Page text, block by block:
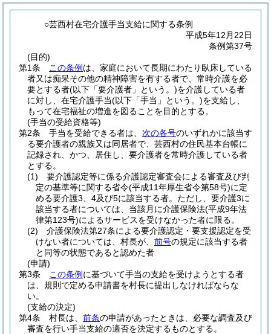
○芸西村在宅介護手当支給に関する条例
平成5年12月22日
条例第37号
(目的)
第1条
この条例 は、家庭において長期にわたり臥床している
者又は痴呆その他の精神障害を有する者で、常時介護を必
要とする者(以下「要介護者」という。)を介護している者
に対し、在宅介護手当(以下「手当」という。)を支給し、
もって在宅福祉の増進を図ることを目的とする。
(手当の受給資格等)
第2条
手当を受給できる者は、 次の各号のいずれかに該当す
る要介護者の親族又は同居者で、芸西村の住民基本台帳に
記録され、かつ、居住し、要介護者を常時介護している者
とする。
(1)
要介護認定等に係る介護認定審査会による審査及び判
定の基準等に関する省令(平成11年厚生省令第58号)に定
める要介護3、4及び5に該当する者。 ただし、要介護3に
該当する者については、当該月に介護保険法(平成9年法
律第123号)によるサービスを受けなかった者に限る。
(2)
介護保険法第27条による要介護認定・要支援認定を受
けない者については、村長が、 前号の規定に該当する者
と同等の状態であると認めた者
(申請)
第3条
この条例 に基づいて手当の支給を受けようとする者
は、規則で定める申請書を村長に提出しなければならな
い。
(支給の決定)
第4条
村長は、 前条の申請があったときは、必要な調査及び
審査を行い手当支給の適否を決定するものとする。